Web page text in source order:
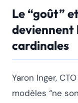
Le “goût”
deviennent
cardinales
Yaron Inger,
modèles “ne